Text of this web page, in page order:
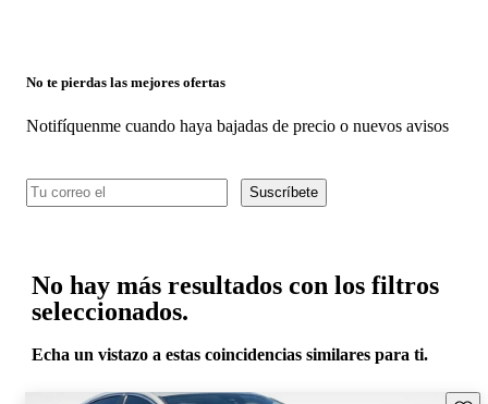
No te pierdas las mejores ofertas
Notifíquenme cuando haya bajadas de precio o nuevos avisos
Suscríbete
No hay más resultados con los filtros
seleccionados.
Echa un vistazo a estas coincidencias similares para ti.